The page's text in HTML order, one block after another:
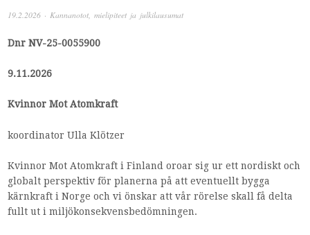
19.2.2026 · Kannanotot, mielipiteet ja julkilausumat
Dnr NV-25-0055900
9.11.2026
Kvinnor Mot Atomkraft
koordinator Ulla Klötzer
Kvinnor Mot Atomkraft i Finland oroar sig ur ett nordiskt och
globalt perspektiv för planerna på att eventuellt bygga
kärnkraft i Norge och vi önskar att vår rörelse skall få delta
fullt ut i miljökonsekvensbedömningen.